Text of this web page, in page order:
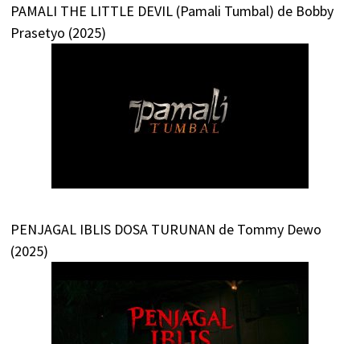
PAMALI THE LITTLE DEVIL (Pamali Tumbal) de Bobby
Prasetyo (2025)
PENJAGAL IBLIS DOSA TURUNAN de Tommy Dewo
(2025)